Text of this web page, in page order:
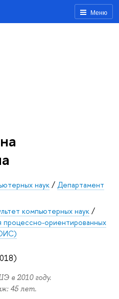
Меню
наук / Департамент
компьютерных наук /
процессно-ориентированных
в 2010 году.
45 лет.